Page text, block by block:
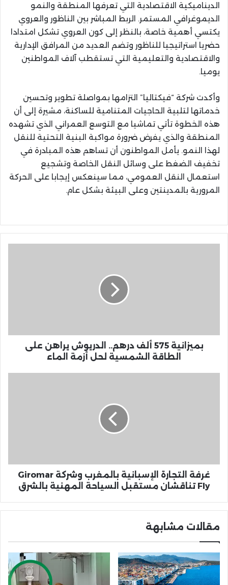
الديناميكية الاقتصادية التي تعرفها المنطقة والنمو
الديموغرافي المستمر. الربط المباشر بين الناظور والعروي
يكتسي أهمية خاصة، بالنظر إلى كون العروي تشكل امتدادا
حضريا استراتيجيا للناظور وتضم العديد من المرافق الإدارية
والاقتصادية والتعليمية التي تستقطب آلاف المواطنين
يوميا.
وأكدت شركة “فيكتاليا” التزامها بمواصلة تطوير وتحسين
خدماتها لتلبية الحاجيات المتنامية للساكنة، مشيرة إلى أن
هذه الخطوة تأتي تماشيا مع التوسع العمراني الذي تشهده
المنطقة والذي يفرض ضرورة مواكبة البنية التحتية للنقل
لهذا النمو. يأمل المواطنون أن تساهم هذه المبادرة في
تخفيف الضغط على وسائل النقل الخاصة وتشجيع
استعمال النقل العمومي، مما سينعكس إيجابا على الحركة
المرورية بالمدينتين وعلى البيئة بشكل عام.
الشمسية
بميزانية 575 ألف درهم.. الدريوش يراهن على
الطاقة الشمسية لحل أزمة الماء
مستقبل
السياحة
المهنية
غرفة التجارة الإسبانية بالمغرب وشركة Giromar
Fly تناقشان مستقبل السياحة المهنية بالشرق
مقالات مشابهة